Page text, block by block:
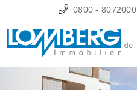
Inhalt
springen
0800 - 8072000